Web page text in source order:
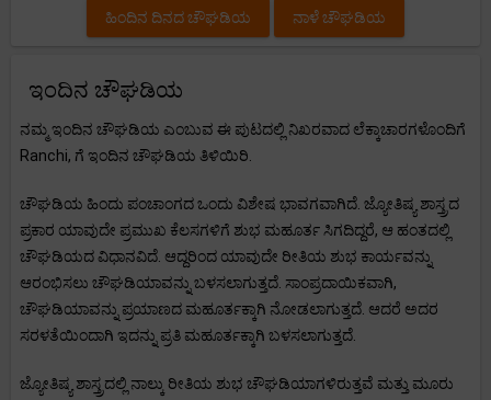
ಹಿಂದಿನ ದಿನದ ಚೌಘಡಿಯ ನಾಳೆ ಚೌಘಡಿಯ
ಇಂದಿನ ಚೌಘಡಿಯ
ನಮ್ಮ ಇಂದಿನ ಚೌಘಡಿಯ ಎಂಬುವ ಈ ಪುಟದಲ್ಲಿ ನಿಖರವಾದ ಲೆಕ್ಕಾಚಾರಗಳೊಂದಿಗೆ
Ranchi, ಗೆ ಇಂದಿನ ಚೌಘಡಿಯ ತಿಳಿಯಿರಿ.
ಚೌಘಡಿಯ ಹಿಂದು ಪಂಚಾಂಗದ ಒಂದು ವಿಶೇಷ ಭಾವಗವಾಗಿದೆ. ಜ್ಯೋತಿಷ್ಯ ಶಾಸ್ತ್ರದ
ಪ್ರಕಾರ ಯಾವುದೇ ಪ್ರಮುಖ ಕೆಲಸಗಳಿಗೆ ಶುಭ ಮಹೂರ್ತ ಸಿಗದಿದ್ದರೆ, ಆ ಹಂತದಲ್ಲಿ
ಚೌಘಡಿಯದ ವಿಧಾನವಿದೆ. ಆದ್ದರಿಂದ ಯಾವುದೇ ರೀತಿಯ ಶುಭ ಕಾರ್ಯವನ್ನು
ಆರಂಭಿಸಲು ಚೌಘಡಿಯಾವನ್ನು ಬಳಸಲಾಗುತ್ತದೆ. ಸಾಂಪ್ರದಾಯಿಕವಾಗಿ,
ಚೌಘಡಿಯಾವನ್ನು ಪ್ರಯಾಣದ ಮಹೂರ್ತಕ್ಕಾಗಿ ನೋಡಲಾಗುತ್ತದೆ. ಆದರೆ ಅದರ
ಸರಳತೆಯಿಂದಾಗಿ ಇದನ್ನು ಪ್ರತಿ ಮಹೂರ್ತಕ್ಕಾಗಿ ಬಳಸಲಾಗುತ್ತದೆ.
ಜ್ಯೋತಿಷ್ಯ ಶಾಸ್ತ್ರದಲ್ಲಿ ನಾಲ್ಕು ರೀತಿಯ ಶುಭ ಚೌಘಡಿಯಾಗಳಿರುತ್ತವೆ ಮತ್ತು ಮೂರು